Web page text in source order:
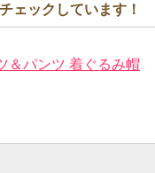
ェックしています！
＆パンツ 着ぐるみ帽